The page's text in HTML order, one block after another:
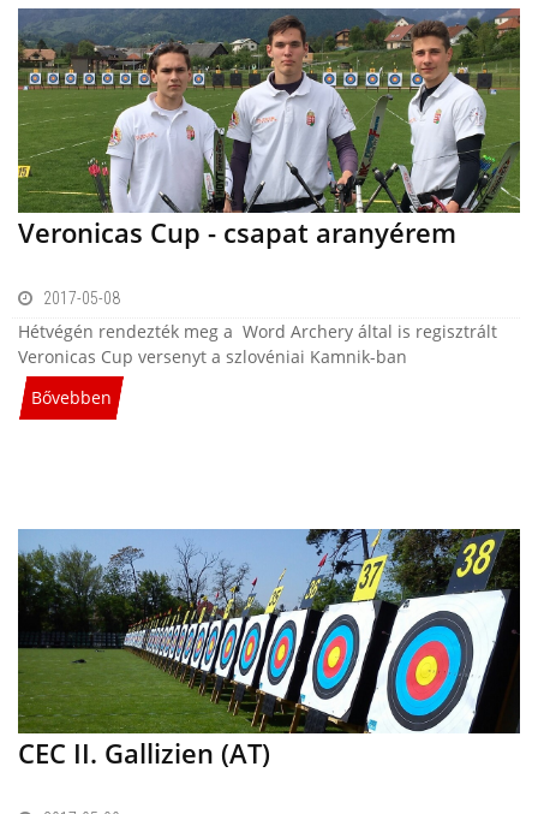
Veronicas Cup - csapat aranyérem
2017-05-08
Hétvégén rendezték meg a Word Archery által is regisztrált
Veronicas Cup versenyt a szlovéniai Kamnik-ban
Bővebben
CEC II. Gallizien (AT)